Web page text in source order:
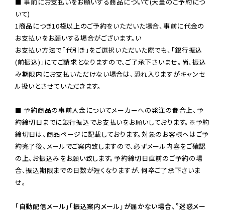
■ 事前にお支払いをお願いする商品について(大量のご予約につ
いて)
1商品につき10袋以上のご予約をいただいた場合、事前に代金の
お支払いをお願いする場合がございます。い
お支払い方法で「代引き」をご選択いただいた際でも、「銀行振込
(前振込)」にてご請求となりますので、ご了承下さいませ。尚、振込
み期限内にお支払いただけない場合は、恐れ入りますがキャンセ
ル扱いとさせていただきます。
■ 予約商品の事前入金についてメーカーへの発注の都合上、予
約締切日までに銀行振込でお支払いをお願いしております。※予約
締切日は、商品ページに記載しております。対象のお客様へはご予
約完了後、メールでご案内致しますので、必ずメール内容をご確認
の上、お振込みをお願い致します。予約締切日直前のご予約の場
合、振込期限までの日数が短くなりますが、何卒ご了承下さいま
せ。
「自動配信メール」「振込案内メール」が届かない場合、”迷惑メー